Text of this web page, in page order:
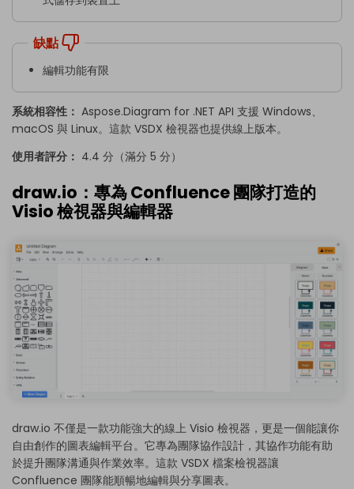
缺點
編輯功能有限
系統相容性： Aspose.Diagram for .NET API 支援 Windows、
macOS 與 Linux。這款 VSDX 檢視器也提供線上版本。
使用者評分： 4.4 分（滿分 5 分）
draw.io：專為 Confluence 團隊打造的
Visio 檢視器與編輯器
draw.io 不僅是一款功能強大的線上 Visio 檢視器，更是一個能讓你
自由創作的圖表編輯平台。它專為團隊協作設計，其協作功能有助
於提升團隊溝通與作業效率。這款 VSDX 檔案檢視器讓
Confluence 團隊能順暢地編輯與分享圖表。